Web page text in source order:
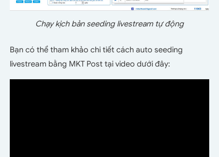
Chạy kịch bản seeding livestream tự động
Bạn có thể tham khảo chi tiết cách auto seeding
livestream bằng MKT Post tại video dưới đây: